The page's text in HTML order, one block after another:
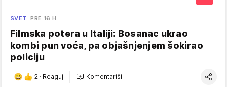
SVET PRE 16 H
Filmska potera u Italiji: Bosanac ukrao
kombi pun voća, pa objašnjenjem šokirao
policiju
2 · Reaguj Komentariši